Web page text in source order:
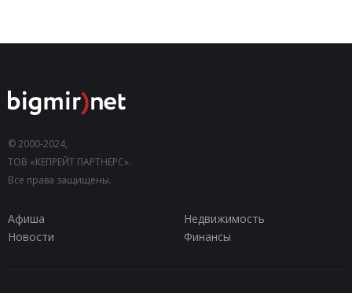
© 2000-2024,
ТОВ «КЕПРЕЙТ ПАРТНЕРС».
Все права защищены.
Афиша
Недвижимость
Новости
Финансы